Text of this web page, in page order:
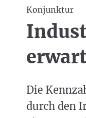
Konjunktur
Die
durch den